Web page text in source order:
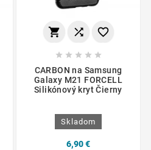
  
    
CARBON na Samsung
Galaxy M21 FORCELL
Silikónový kryt Čierny
Skladom
6,90 €